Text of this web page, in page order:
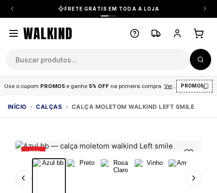
FRETE GRÁTIS EM TODA A LOJA
WALKIND
Use o cupom PROMO5 e ganhe 5% OFF na primeira compra Ver condições .
PROMO5
INÍCIO › CALÇAS › CALÇA MOLETOM WALKIND LEFT SMILE
-10%